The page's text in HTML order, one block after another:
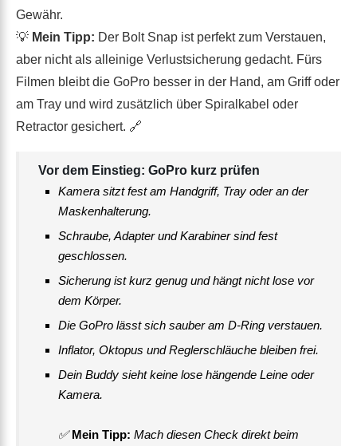
Gewähr.
💡 Mein Tipp: Der Bolt Snap ist perfekt zum Verstauen,
aber nicht als alleinige Verlustsicherung gedacht. Fürs
Filmen bleibt die GoPro besser in der Hand, am Griff oder
am Tray und wird zusätzlich über Spiralkabel oder
Retractor gesichert. 🔗
Vor dem Einstieg: GoPro kurz prüfen
Kamera sitzt fest am Handgriff, Tray oder an der
Maskenhalterung.
Schraube, Adapter und Karabiner sind fest
geschlossen.
Sicherung ist kurz genug und hängt nicht lose vor
dem Körper.
Die GoPro lässt sich sauber am D-Ring verstauen.
Inflator, Oktopus und Reglerschläuche bleiben frei.
Dein Buddy sieht keine lose hängende Leine oder
Kamera.
✅Mein Tipp: Mach diesen Check direkt beim